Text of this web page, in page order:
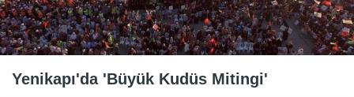
Yenikapı'da 'Büyük Kudüs Mitingi'